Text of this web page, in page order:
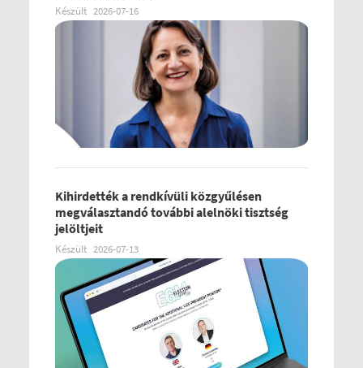
Készült 2026-07-16
Kihirdették a rendkívüli közgyűlésen
megválasztandó további alelnöki tisztség
jelöltjeit
Készült 2026-07-13